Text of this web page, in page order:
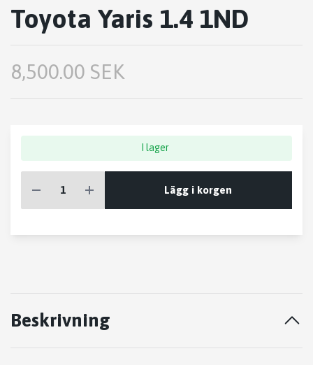
Toyota Yaris 1.4 1ND
8,500.00 SEK
I lager
Lägg i korgen
Beskrivning